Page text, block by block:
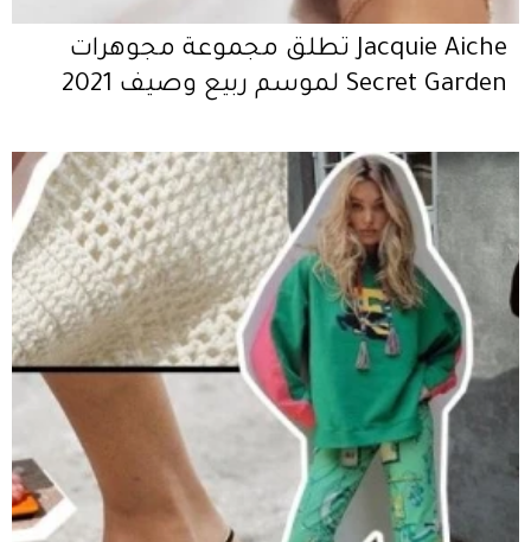
Jacquie Aiche تطلق مجموعة مجوهرات
Secret Garden لموسم ربيع وصيف 2021